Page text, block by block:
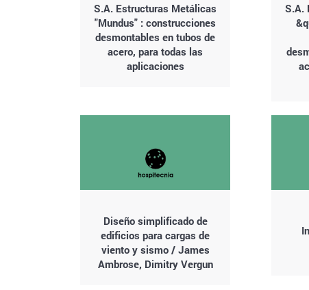
S.A. Estructuras Metálicas
"Mundus" : construcciones
desmontables en tubos de
acero, para todas las
aplicaciones
S.A.
Diseño simplificado de
edificios para cargas de
viento y sismo / James
Ambrose, Dimitry Vergun